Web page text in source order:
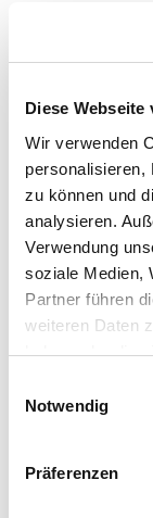
Diese Webseite
Wir verwenden
personalisieren,
zu können und
analysieren.
Verwendung
soziale Medien,
Partner führen
weiteren Daten
haben oder die
Notwendig
Präferenzen
MDE-
Hardware
MDE-
Waagen
Zubehör
Service
Support
Kontakt
Details